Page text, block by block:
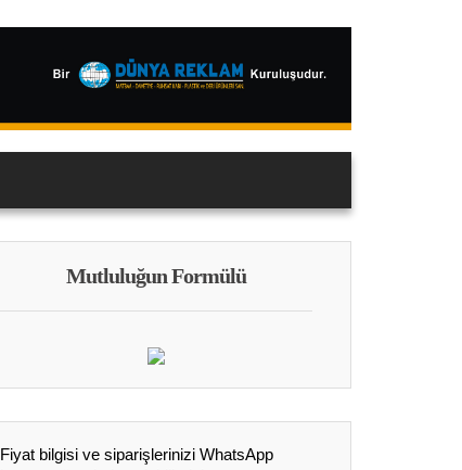
Mutluluğun Formülü
Fiyat bilgisi ve siparişlerinizi WhatsApp